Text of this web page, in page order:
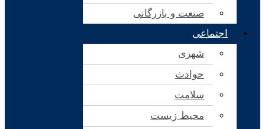
صنعت و بازرگانی
اجتماعی
شهری
حوادث
سلامت
محیط زیست